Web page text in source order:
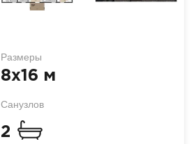
Размеры
8x16 м
Санузлов
2